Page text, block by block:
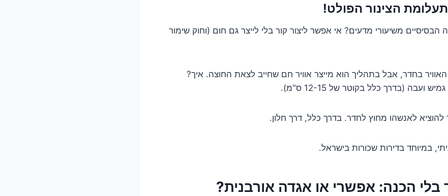
הצינור הפולט!
הבסיסיים משיעורי מדעים? אי אפשר ליצור קור בלי לייצר גם חום (וחוק שימור
בחדר, אבל בתהליך הוא מייצר אוויר חם שחייב לצאת החוצה. איך?
ועבה (בדרך כלל בקוטר של 12-15 ס"מ).
להוציא לאנשהו מחוץ לחדר. בדרך כלל, דרך חלון.
במיוחד בדירות שכורות בישראל.
הכנה: אפשרי או אגדה אורבנית?